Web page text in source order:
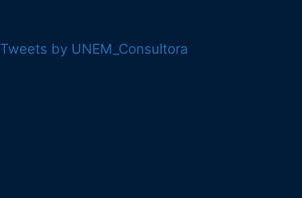
Tweets by UNEM_Consultora